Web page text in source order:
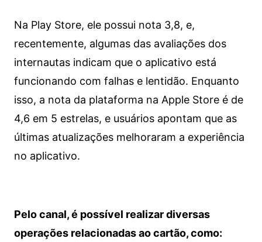
Na Play Store, ele possui nota 3,8, e,
recentemente, algumas das avaliações dos
internautas indicam que o aplicativo está
funcionando com falhas e lentidão. Enquanto
isso, a nota da plataforma na Apple Store é de
4,6 em 5 estrelas, e usuários apontam que as
últimas atualizações melhoraram a experiência
no aplicativo.
Pelo canal, é possível realizar diversas
operações relacionadas ao cartão, como: